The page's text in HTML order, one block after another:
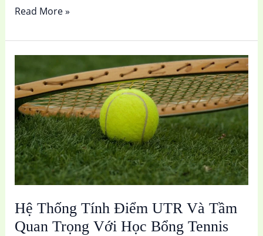
Read More »
Hệ Thống Tính Điểm UTR Và Tầm
Quan Trọng Với Học Bổng Tennis
Thống
Tính
Điểm
UTR
Và
Tầm
Quan
Trọng
Học
Bổng